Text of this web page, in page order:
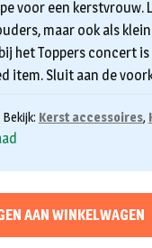
voor een kerstvrouw.
maar ook als
het Toppers concert
item. Sluit aan de
Kerst accessoires,
AAN WINKELWAGEN